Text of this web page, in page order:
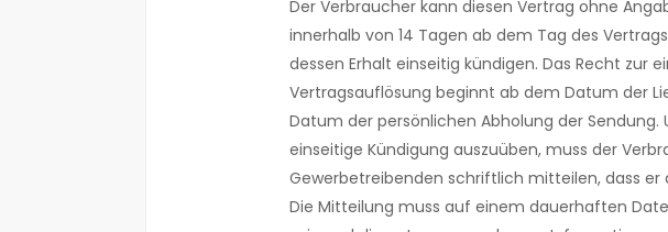
Der Verbraucher kann diesen Vertrag ohne
innerhalb von 14 Tagen ab dem Tag des
dessen Erhalt einseitig kündigen. Das Recht zur
Vertragsauflösung beginnt ab dem Datum der
Datum der persönlichen Abholung der Sendung.
einseitige Kündigung auszuüben, muss der
Gewerbetreibenden schriftlich mitteilen, dass er
Die Mitteilung muss auf einem dauerhaften